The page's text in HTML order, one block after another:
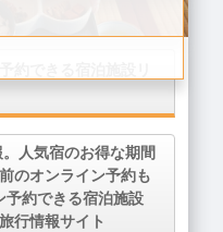
約できる宿泊施設リ
人気宿のお得な期間
のオンライン予約も
予約できる宿泊施設
行情報サイト